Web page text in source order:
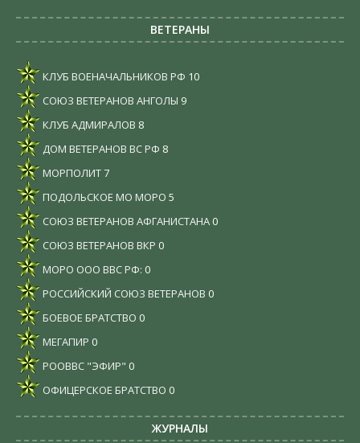
ВЕТЕРАНЫ
КЛУБ ВОЕНАЧАЛЬНИКОВ РФ 10
СОЮЗ ВЕТЕРАНОВ АНГОЛЫ 9
КЛУБ АДМИРАЛОВ 8
ДОМ ВЕТЕРАНОВ ВС РФ 8
МОРПОЛИТ7
ПОДОЛЬСКОЕ МО МОРО 5
СОЮЗ ВЕТЕРАНОВ АФГАНИСТАНА 0
СОЮЗ ВЕТЕРАНОВ ВКР 0
МОРО ООО ВВС РФ: 0
РОССИЙСКИЙ СОЮЗ ВЕТЕРАНОВ 0
БОЕВОЕ БРАТСТВО 0
МЕГАПИР 0
РООВВС "ЭФИР" 0
ОФИЦЕРСКОЕ БРАТСТВО 0
ЖУРНАЛЫ